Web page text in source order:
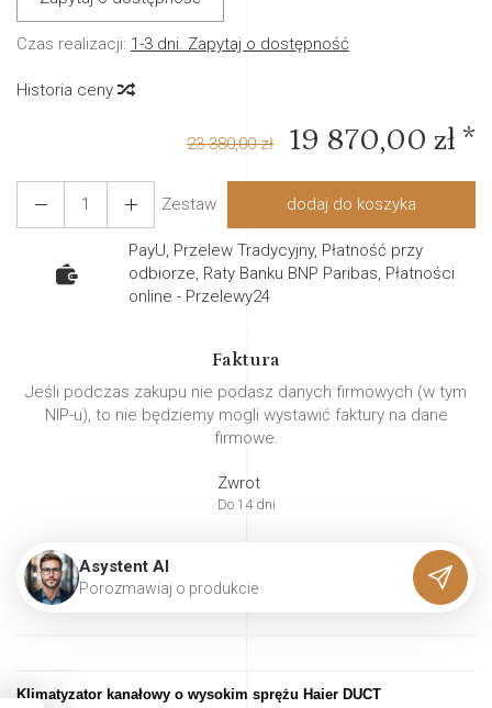
Czas realizacji: 1-3 dni. Zapytaj o dostępność
Historia ceny
23 380,00 zł 19 870,00 zł *
Zestaw dodaj do koszyka
PayU, Przelew Tradycyjny, Płatność przy
odbiorze, Raty Banku BNP Paribas, Płatności
online - Przelewy24
Faktura
Jeśli podczas zakupu nie podasz danych firmowych (w tym
NIP-u), to nie będziemy mogli wystawić faktury na dane
firmowe.
Zwrot
Do 14 dni
Asystent AI
Porozmawiaj o produkcie
Klimatyzator kanałowy o wysokim sprężu Haier DUCT